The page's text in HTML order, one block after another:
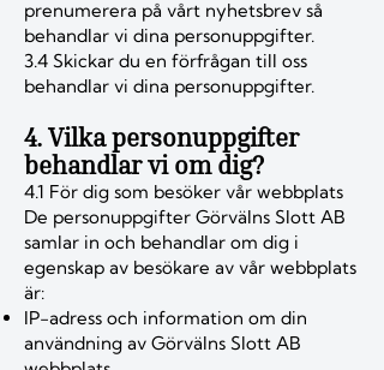
prenumerera på vårt nyhetsbrev så
behandlar vi dina personuppgifter.
3.4 Skickar du en förfrågan till oss
behandlar vi dina personuppgifter.
4. Vilka personuppgifter
behandlar vi om dig?
4.1 För dig som besöker vår webbplats
De personuppgifter Görvälns Slott AB
samlar in och behandlar om dig i
egenskap av besökare av vår webbplats
är:
IP-adress och information om din
användning av Görvälns Slott AB